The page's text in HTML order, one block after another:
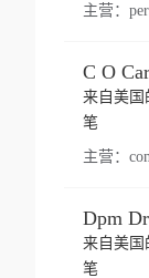
主营：
C O
来自美国
笔
主营：
来自美国
笔